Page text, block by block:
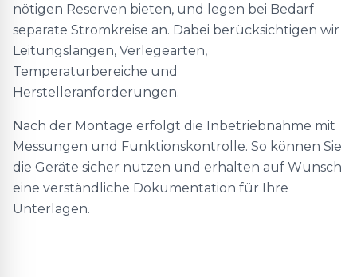
nötigen Reserven bieten, und legen bei Bedarf
separate Stromkreise an. Dabei berücksichtigen wir
Leitungslängen, Verlegearten,
Temperaturbereiche und
Herstelleranforderungen.
Nach der Montage erfolgt die Inbetriebnahme mit
Messungen und Funktionskontrolle. So können Sie
die Geräte sicher nutzen und erhalten auf Wunsch
eine verständliche Dokumentation für Ihre
Unterlagen.